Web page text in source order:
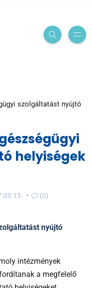
szolgáltatást nyújtó
helyiségek
(0)
nyújtó
intézmények
a megfelelő